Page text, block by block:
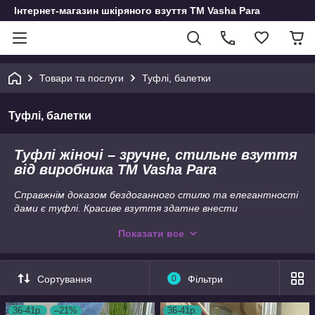
Інтернет-магазин шкіряного взуття ТМ Vasha Para
Товари та послуги Туфлі, балетки
Туфлі, балетки
Туфлі жіночі – зручне, стильне взуття
від виробника TM Vasha Para
Справжнім доказом бездоганного стилю та елегантності
дами є туфлі. Красиве взуття здатне внести
перевтілити жінку, зробити її впевненою в собі. В туфлях
адже в ногах впевненою в собі дами буде лежати весь світ.
Покажіть оточуючим ваше ставлення до життя,
пустотливий або норовливий характер жінки можна
прочитати завдяки одному погляду на взуття. Червоні
Показати все
Сортування 0 Фільтри
36-41р. –21% 36-41р.